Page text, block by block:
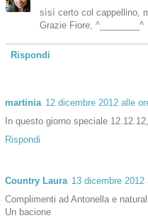
sìsì certo col cappellino,
Grazie Fiore, ^________^
Rispondi
martinia 12 dicembre 2012 alle
In questo giorno speciale
Rispondi
Country Laura 13 dicembre 2012
Complimenti ad Antonella e
Un bacione